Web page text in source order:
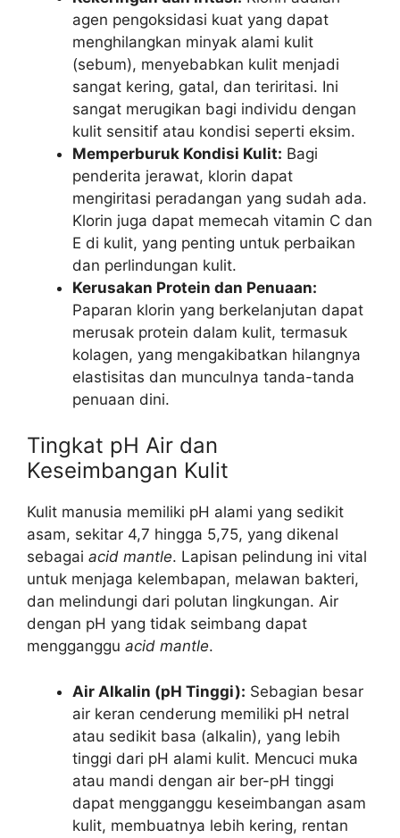
agen pengoksidasi kuat yang dapat
menghilangkan minyak alami kulit
(sebum), menyebabkan kulit menjadi
sangat kering, gatal, dan teriritasi. Ini
sangat merugikan bagi individu dengan
kulit sensitif atau kondisi seperti eksim.
Memperburuk Kondisi Kulit: Bagi
penderita jerawat, klorin dapat
mengiritasi peradangan yang sudah ada.
Klorin juga dapat memecah vitamin C dan
E di kulit, yang penting untuk perbaikan
dan perlindungan kulit.
Kerusakan Protein dan Penuaan:
Paparan klorin yang berkelanjutan dapat
merusak protein dalam kulit, termasuk
kolagen, yang mengakibatkan hilangnya
elastisitas dan munculnya tanda-tanda
penuaan dini.
Tingkat pH Air dan
Keseimbangan Kulit
Kulit manusia memiliki pH alami yang sedikit
asam, sekitar 4,7 hingga 5,75, yang dikenal
sebagai acid mantle. Lapisan pelindung ini vital
untuk menjaga kelembapan, melawan bakteri,
dan melindungi dari polutan lingkungan. Air
dengan pH yang tidak seimbang dapat
mengganggu acid mantle.
Air Alkalin (pH Tinggi): Sebagian besar
air keran cenderung memiliki pH netral
atau sedikit basa (alkalin), yang lebih
tinggi dari pH alami kulit. Mencuci muka
atau mandi dengan air ber-pH tinggi
dapat mengganggu keseimbangan asam
kulit, membuatnya lebih kering, rentan